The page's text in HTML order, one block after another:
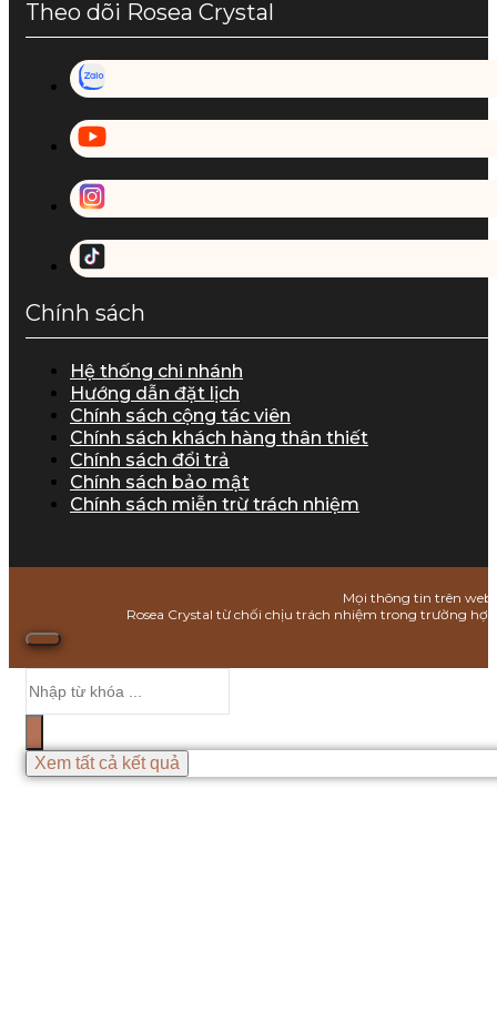
Theo dõi Rosea Crystal
Chính sách
Hệ thống chi nhánh
Hướng dẫn đặt lịch
Chính sách cộng tác viên
Chính sách khách hàng thân thiết
Chính sách đổi trả
Chính sách bảo mật
Chính sách miễn trừ trách nhiệm
Mọi thông tin trên
Rosea Crystal từ chối chịu trách nhiệm trong trường
...
Xem tất cả kết quả